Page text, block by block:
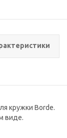
кружки Borde.
виде.